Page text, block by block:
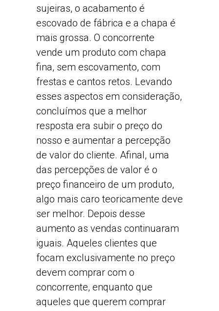
sujeiras, o acabamento é
escovado de fábrica e a chapa é
mais grossa. O concorrente
vende um produto com chapa
fina, sem escovamento, com
frestas e cantos retos. Levando
esses aspectos em consideração,
concluímos que a melhor
resposta era subir o preço do
nosso e aumentar a percepção
de valor do cliente. Afinal, uma
das percepções de valor é o
preço financeiro de um produto,
algo mais caro teoricamente deve
ser melhor. Depois desse
aumento as vendas continuaram
iguais. Aqueles clientes que
focam exclusivamente no preço
devem comprar com o
concorrente, enquanto que
aqueles que querem comprar